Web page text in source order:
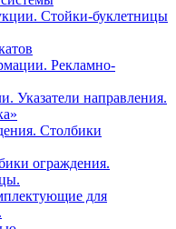
Стойки-буклетницы
Рекламно-
Указатели направления.
Столбики
ограждения.
для